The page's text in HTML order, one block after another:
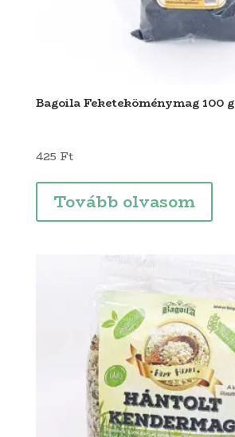
Bagoila Feketeköménymag 100 g
425 Ft
Tovább olvasom